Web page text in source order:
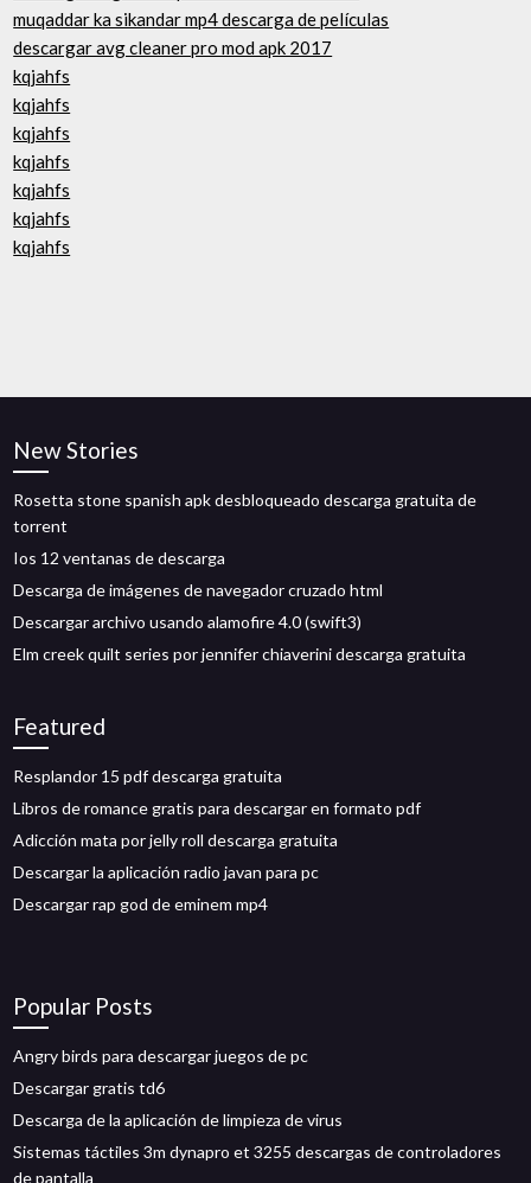
muqaddar ka sikandar mp4 descarga de películas
descargar avg cleaner pro mod apk 2017
kqjahfs
kqjahfs
kqjahfs
kqjahfs
kqjahfs
kqjahfs
kqjahfs
New Stories
Rosetta stone spanish apk desbloqueado descarga gratuita de
torrent
Ios 12 ventanas de descarga
Descarga de imágenes de navegador cruzado html
Descargar archivo usando alamofire 4.0 (swift3)
Elm creek quilt series por jennifer chiaverini descarga gratuita
Featured
Resplandor 15 pdf descarga gratuita
Libros de romance gratis para descargar en formato pdf
Adicción mata por jelly roll descarga gratuita
Descargar la aplicación radio javan para pc
Descargar rap god de eminem mp4
Popular Posts
Angry birds para descargar juegos de pc
Descargar gratis td6
Descarga de la aplicación de limpieza de virus
Sistemas táctiles 3m dynapro et 3255 descargas de controladores
de pantalla